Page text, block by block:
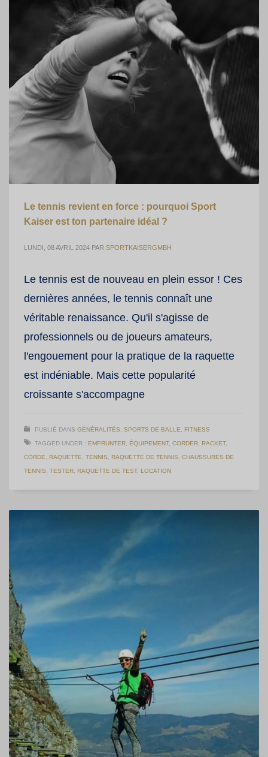
Le tennis revient en force : pourquoi Sport
Kaiser est ton partenaire idéal ?
LUNDI, 08 AVRIL 2024 PAR SPORTKAISERGMBH
Le tennis est de nouveau en plein essor ! Ces
dernières années, le tennis connaît une
véritable renaissance. Qu'il s'agisse de
professionnels ou de joueurs amateurs,
l'engouement pour la pratique de la raquette
est indéniable. Mais cette popularité
croissante s'accompagne
PUBLIÉ DANS GÉNÉRALITÉS SPORTS DE BALLE FITNESS
TAGGED UNDER : EMPRUNTER ÉQUIPEMENT, CORDER RACKET,
CORDE RAQUETTE TENNIS RAQUETTE DE TENNIS CHAUSSURES DE
TENNIS TESTER RAQUETTE DE TEST, LOCATION